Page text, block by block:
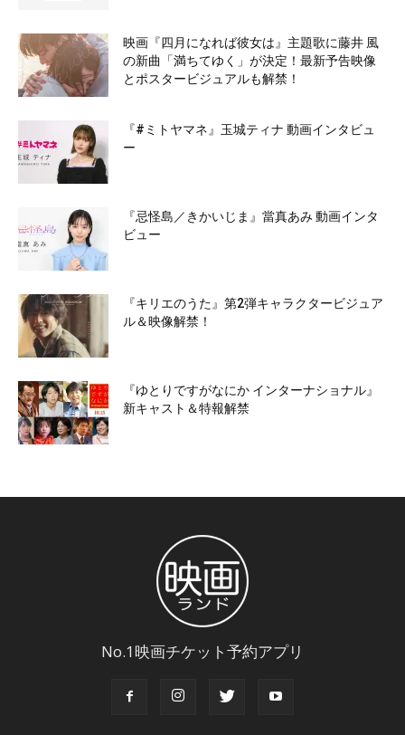
映画『四月になれば彼女は』主題歌に藤井 風
の新曲「満ちてゆく」が決定！最新予告映像
とポスタービジュアルも解禁！
『#ミトヤマネ』玉城ティナ 動画インタビュ
ー
『忌怪島／きかいじま』當真あみ 動画インタ
ビュー
『キリエのうた』第2弾キャラクタービジュア
ル＆映像解禁！
『ゆとりですがなにか インターナショナル』
新キャスト＆特報解禁
No.1映画チケット予約アプリ